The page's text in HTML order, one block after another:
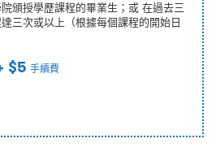
頒授學歷課程的畢業生；或 在過去三
三次或以上（根據每個課程的開始日
$5 手續費